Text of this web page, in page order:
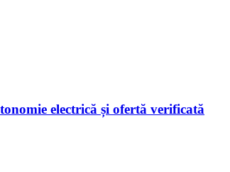
electrică și ofertă verificată